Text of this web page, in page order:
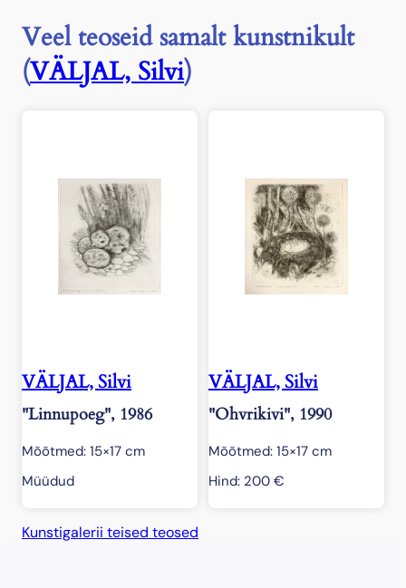
"
1
Veel teoseid samalt kunstnikult
(VÄLJAL, Silvi)
VÄLJAL, Silvi
"Linnupoeg", 1986
Mõõtmed: 15×17 cm
Müüdud
VÄLJAL, Silvi
"Ohvrikivi", 1990
Mõõtmed: 15×17 cm
Hind: 200 €
Kunstigalerii teised teosed